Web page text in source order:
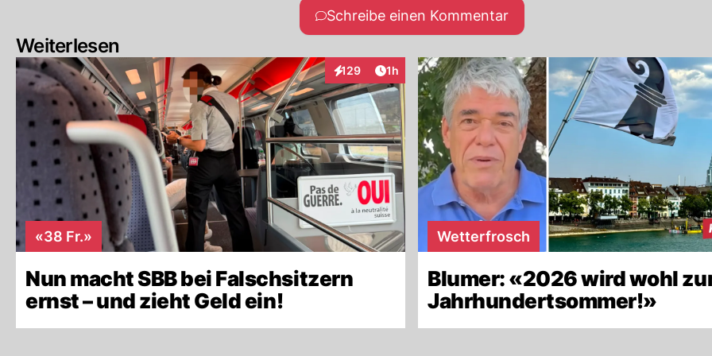
Schreibe einen Kommentar
Weiterlesen
129
InteraktionenArtikel veröffentlicht:
1h
«38 Fr.»
Nun macht SBB bei Falschsitzern
ernst – und zieht Geld ein!
Wetterfrosch
Blumer: «2026 wird wohl
Jahrhundertsommer!»